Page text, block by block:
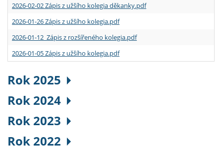
2026-02-02 Zápis z užšího kolegia děkanky.pdf
2026-01-26 Zápis z užšího kolegia.pdf
2026-01-12 Zápis z rozšířeného kolegia.pdf
2026-01-05 Zápis z užšího kolegia.pdf
Rok 2025
Rok 2024
Rok 2023
Rok 2022